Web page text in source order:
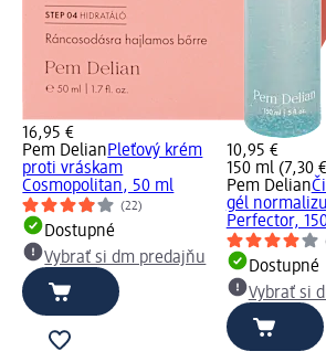
16,95 €
Pem DelianPleťový krém
proti vráskam
Cosmopolitan, 50 ml
(22)
Dostupné
Vybrať si dm predajňu
10,95 €
150 ml (7,30
Pem Delian
gél
Perfector,
Dostupné
Vybrať si